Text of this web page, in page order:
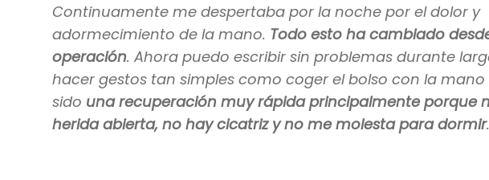
Continuamente me despertaba por la noche por el dolor y
adormecimiento de la mano. Todo esto ha cambiado
operación. Ahora puedo escribir sin problemas durante
hacer gestos tan simples como coger el bolso con la mano
sido una recuperación muy rápida principalmente porque
herida abierta, no hay cicatriz y no me molesta para dormir.